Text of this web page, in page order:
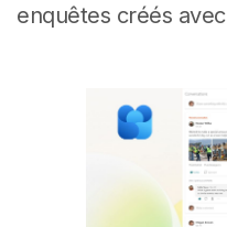
enquêtes créés avec